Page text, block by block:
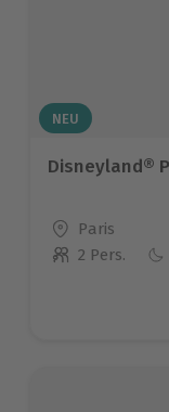
NEU
Disneyland®
Standort
Paris
Anzahl der
2 Pers.